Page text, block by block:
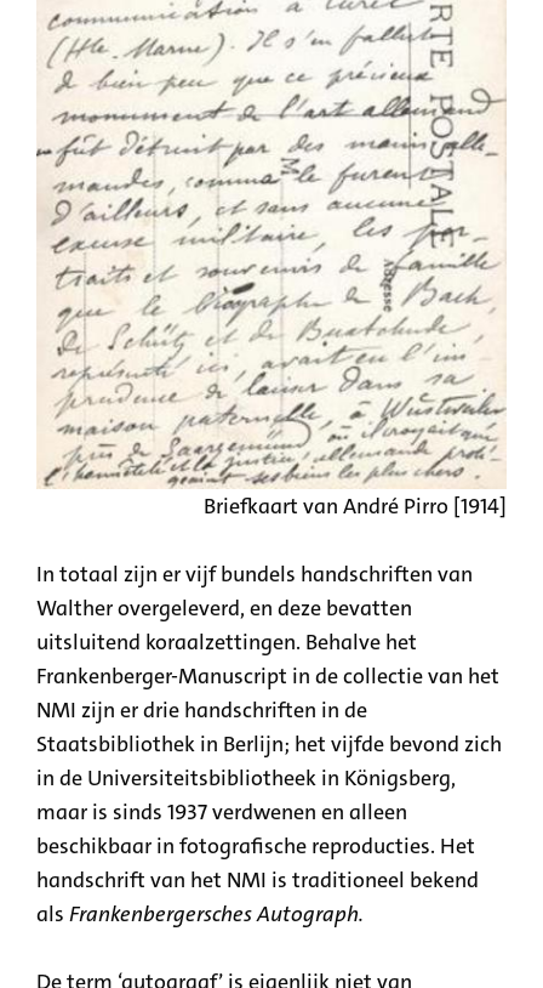
Briefkaart van André Pirro [1914]
In totaal zijn er vijf bundels handschriften van
Walther overgeleverd, en deze bevatten
uitsluitend koraalzettingen. Behalve het
Frankenberger-Manuscript in de collectie van het
NMI zijn er drie handschriften in de
Staatsbibliothek in Berlijn; het vijfde bevond zich
in de Universiteitsbibliotheek in Königsberg,
maar is sinds 1937 verdwenen en alleen
beschikbaar in fotografische reproducties. Het
handschrift van het NMI is traditioneel bekend
als Frankenbergersches Autograph.
De term ‘autograaf’ is eigenlijk niet van